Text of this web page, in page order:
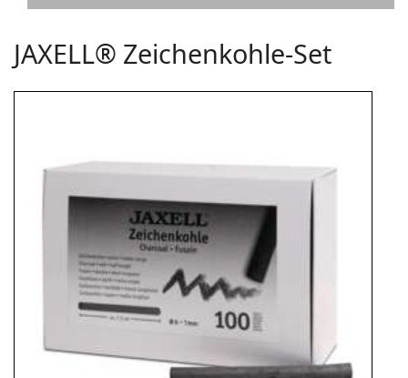
JAXELL® Zeichenkohle-Set